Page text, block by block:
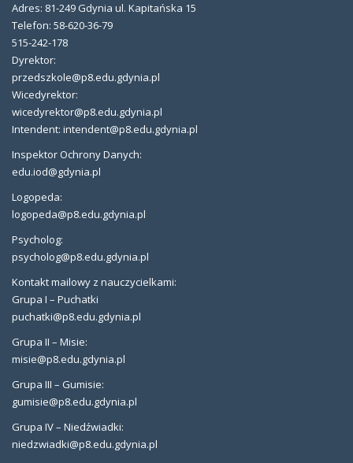
Adres: 81-249 Gdynia ul. Kapitańska 15
Telefon: 58-620-36-79
515-242-178
Dyrektor:
przedszkole@p8.edu.gdynia.pl
Wicedyrektor:
wicedyrektor@p8.edu.gdynia.pl
Intendent: intendent@p8.edu.gdynia.pl
Inspektor Ochrony Danych:
edu.iod@gdynia.pl
Logopeda:
logopeda@p8.edu.gdynia.pl
Psycholog:
psycholog@p8.edu.gdynia.pl
Kontakt mailowy z nauczycielkami:
Grupa I – Puchatki
puchatki@p8.edu.gdynia.pl
Grupa II – Misie:
misie@p8.edu.gdynia.pl
Grupa III – Gumisie:
gumisie@p8.edu.gdynia.pl
Grupa IV – Niedźwiadki:
niedzwiadki@p8.edu.gdynia.pl